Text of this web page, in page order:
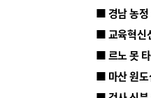
■ 르노 못
■ 마산 원도